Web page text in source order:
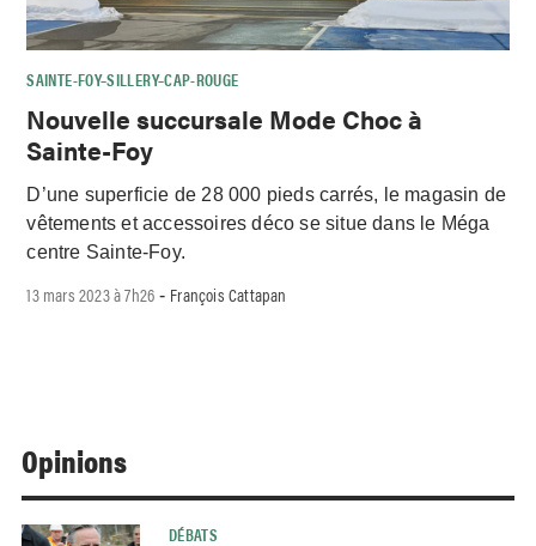
SAINTE-FOY–SILLERY–CAP-ROUGE
Nouvelle succursale Mode Choc à
Sainte-Foy
D’une superficie de 28 000 pieds carrés, le magasin de
vêtements et accessoires déco se situe dans le Méga
centre Sainte-Foy.
13 mars 2023 à 7h26 - François Cattapan
Opinions
DÉBATS